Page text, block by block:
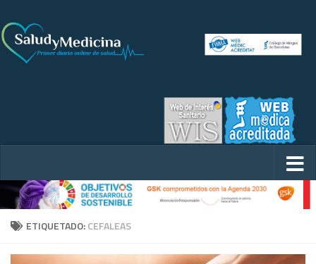
ETIQUETADO:CEFALEAS